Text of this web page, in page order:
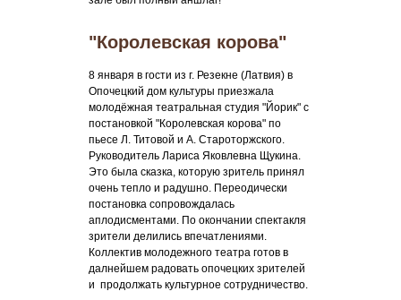
"Королевская корова"
8 января в гости из г. Резекне (Латвия) в
Опочецкий дом культуры приезжала
молодёжная театральная студия "Йорик" с
постановкой "Королевская корова" по
пьесе Л. Титовой и А. Староторжского.
Руководитель Лариса Яковлевна Щукина.
Это была сказка, которую зритель принял
очень тепло и радушно. Переодически
постановка сопровождалась
аплодисментами. По окончании спектакля
зрители делились впечатлениями.
Коллектив молодежного театра готов в
далнейшем радовать опочецких зрителей
и продолжать культурное сотрудничество.